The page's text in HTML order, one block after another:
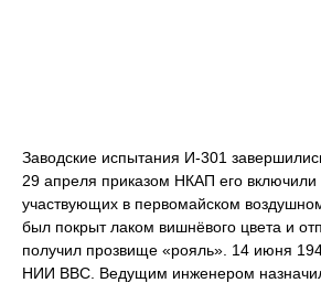
Заводские испытания И-301
29 апреля приказом НКАП его включили
участвующих в первомайском
был покрыт лаком вишнёвого цвета и
получил прозвище «рояль». 14 июня
НИИ ВВС. Ведущим инженером